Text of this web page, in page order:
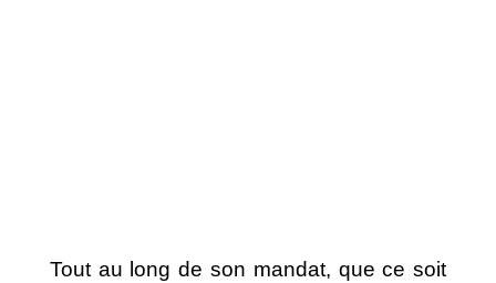
Tout au long de son mandat, que ce soit